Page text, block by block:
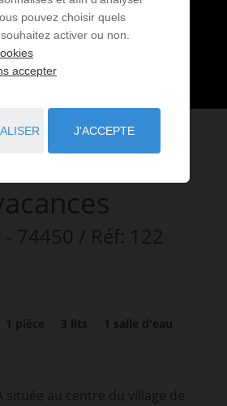
à louer
- 74450 / Réf: 122
1 pièce 3 lits 1 salle d'eau
située au centre du village de
pouvez choisir quels
activer ou non.
accepter
J'ACCEPTE